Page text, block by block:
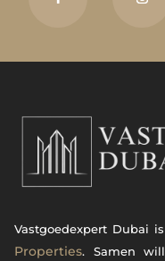
Vastgoedexpert Dubai
Properties. Samen